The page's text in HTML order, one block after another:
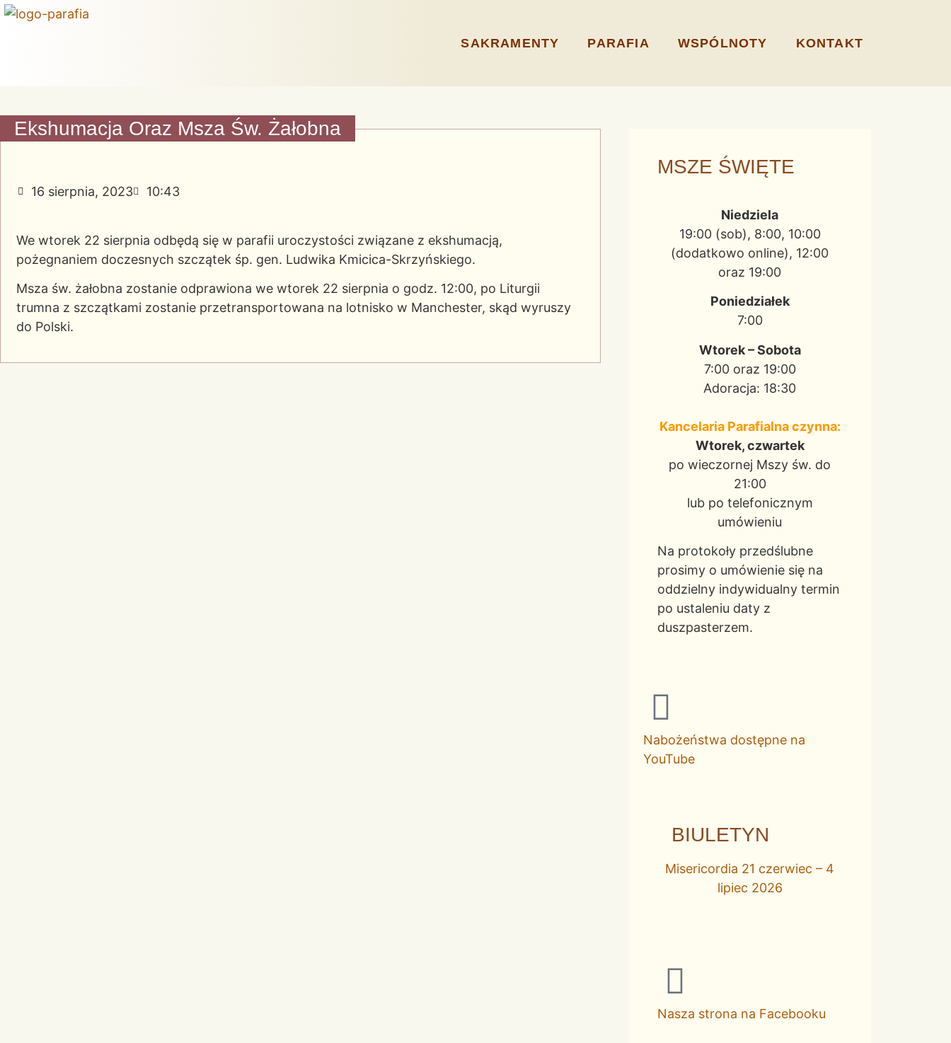
SAKRAMENTY PARAFIA WSPÓLNOTY KONTAKT
Ekshumacja Oraz Msza Św. Żałobna
16 sierpnia, 2023 10:43
We wtorek 22 sierpnia odbędą się w parafii uroczystości związane z ekshumacją,
pożegnaniem doczesnych szczątek śp. gen. Ludwika Kmicica-Skrzyńskiego.
Msza św. żałobna zostanie odprawiona we wtorek 22 sierpnia o godz. 12:00, po Liturgii
trumna z szczątkami zostanie przetransportowana na lotnisko w Manchester, skąd wyruszy
do Polski.
MSZE ŚWIĘTE
Niedziela
19:00 (sob), 8:00, 10:00
(dodatkowo online), 12:00
oraz 19:00
Poniedziałek
7:00
Wtorek – Sobota
7:00 oraz 19:00
Adoracja: 18:30
Kancelaria Parafialna czynna:
Wtorek, czwartek
po wieczornej Mszy św. do
21:00
lub po telefonicznym
umówieniu
Na protokoły przedślubne
prosimy o umówienie się na
oddzielny indywidualny termin
po ustaleniu daty z
duszpasterzem.
Nabożeństwa dostępne na
YouTube
BIULETYN
Misericordia 21 czerwiec – 4
lipiec 2026
Nasza strona na Facebooku